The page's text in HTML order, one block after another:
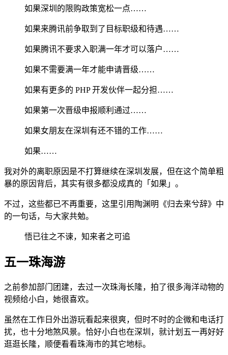
如果深圳的限购政策宽松一点……
如果来腾讯前争取到了目标职级和待遇……
如果腾讯不要求入职满一年才可以落户……
如果不需要满一年才能申请晋级……
如果有更多的 PHP 开发伙伴一起分担……
如果第一次晋级申报顺利通过……
如果女朋友在深圳有还不错的工作……
如果……
我对外的离职原因是不打算继续在深圳发展，但在这个简单粗
暴的原因背后，其实有很多都没成真的「如果」。
不过，这些都已不再重要，这里引用陶渊明《归去来兮辞》中
的一句话，与大家共勉。
悟已往之不谏，知来者之可追
五一珠海游
之前参加部门团建，去过一次珠海长隆，拍了很多海洋动物的
视频给小白，她很喜欢。
虽然在工作日外出游玩看起来很爽，但时不时的企微和电话打
扰，也十分地煞风景。恰好小白也在深圳，就计划五一再好好
逛逛长隆，顺便看看珠海市的其它地标。